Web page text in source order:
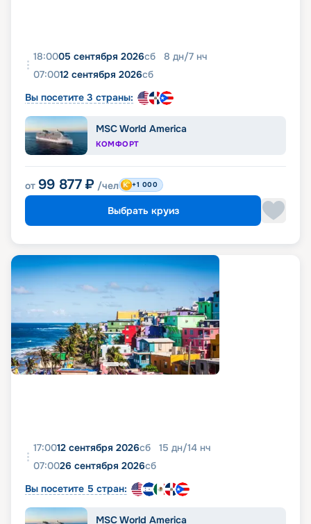
18:0005 сентября 2026сб 8 дн/7 нч
07:0012 сентября 2026сб
Вы посетите 3 страны:
MSC World America
КОМФОРТ
от 99 877 ₽ /чел +1 000
Выбрать круиз
17:0012 сентября 2026сб 15 дн/14 нч
07:0026 сентября 2026сб
Вы посетите 5 стран:
MSC World America